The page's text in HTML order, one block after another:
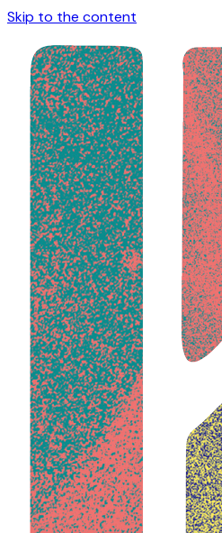
Skip to the content